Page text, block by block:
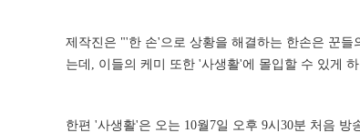
제작진은 "'한 손'으로 상황을 해결하는 한손은 꾼
는데, 이들의 케미 또한 '사생활'에 몰입할 수 있게
한편 '사생활'은 오는 10월7일 오후 9시30분 처음 방